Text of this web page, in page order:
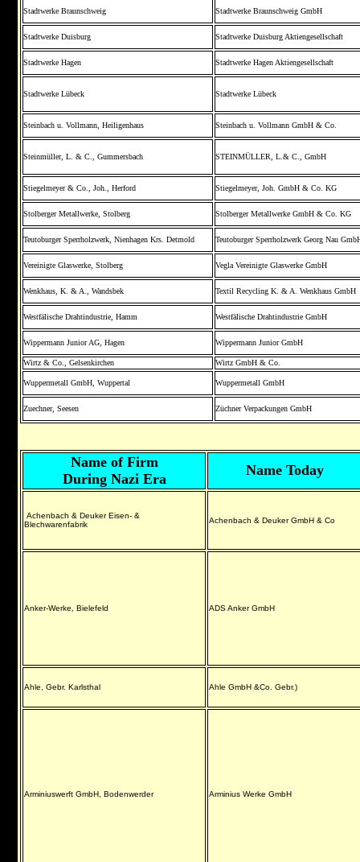
Stadtwerke Braunschweig Stadtwerke Braunschweig GmbH
Stadtwerke Duisburg Stadtwerke Duisburg Aktiengesellschaft
Stadtwerke Hagen Stadtwerke Hagen Aktiengesellschaft
Stadtwerke Lübeck Stadtwerke Lübeck
Steinbach u. Vollmann, Heiligenhaus Steinbach u. Vollmann GmbH & Co.
Steinmüller, L. & C., Gummersbach STEINMÜLLER, L.& C., GmbH
Stiegelmeyer & Co., Joh., Herford Stiegelmeyer, Joh. GmbH & Co. KG
Stolberger Metallwerke, Stolberg Stolberger Metallwerke GmbH & Co. KG
Teutoburger Sperrholzwerk, Nienhagen Krs. Detmold Teutoburger Sperrholzwerk Georg Nau
Vereinigte Glaswerke, Stolberg Vegla Vereinigte Glaswerke GmbH
Wenkhaus, K. & A., Wandsbek Textil Recycling K. & A. Wenkhaus GmbH
Westfälische Drahtindustrie, Hamm Westfälische Drahtindustrie GmbH
Wippermann Junior AG, Hagen Wippermann Junior GmbH
Wirtz & Co., Gelsenkirchen Wirtz GmbH & Co.
Wuppermetall GmbH, Wuppertal Wuppermetall GmbH
Zuechner, Seesen Züchner Verpackungen GmbH
Name of Firm
During Nazi Era
Name Today
Achenbach & Deuker Eisen- &
Blechwarenfabrik
Achenbach & Deuker GmbH & Co
Anker-Werke, Bielefeld ADS Anker GmbH
Ahle, Gebr. Karlsthal Ahle GmbH &Co. Gebr.)
Arminiuswerft GmbH, Bodenwerder Arminius Werke GmbH